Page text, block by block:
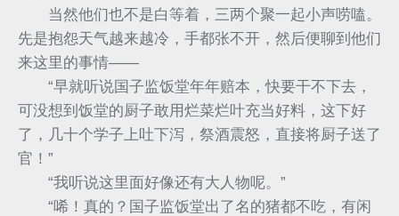
当然他们也不是白等着，三两个聚一起小声唠嗑。
先是抱怨天气越来越冷，手都张不开，然后便聊到他们
来这里的事情——
“早就听说国子监饭堂年年赔本，快要干不下去，
可没想到饭堂的厨子敢用烂菜烂叶充当好料，这下好
了，几十个学子上吐下泻，祭酒震怒，直接将厨子送了
官！”
“我听说这里面好像还有大人物呢。”
“唏！真的？国子监饭堂出了名的猪都不吃，有闲